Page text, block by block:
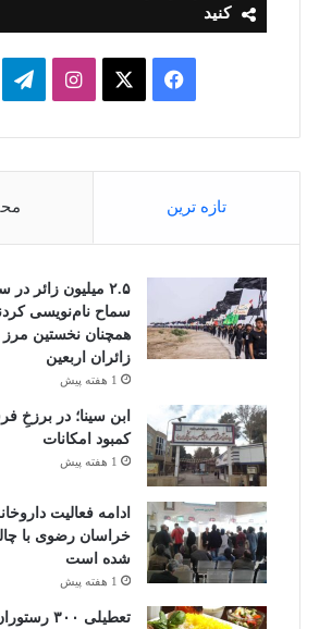
کنید
فیسبوک ایکس
تازه ترین
۲.۵ میلیون زائر در
سماح نام‌نویسی
همچنان نخستین
زائران اربعین
1 هفته پیش
ابن سینا؛ در برزخِ
کمبود امکانات
1 هفته پیش
ادامه فعالیت
خراسان رضوی با
شده است
1 هفته پیش
تعطیلی ۳۰۰